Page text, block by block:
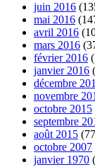
juin 2016
mai 2016
avril 2016
mars 2016
février 2016
janvier 2016
décembre
novembre
octobre 2015
septembre
août 2015
octobre 2007
janvier 1970